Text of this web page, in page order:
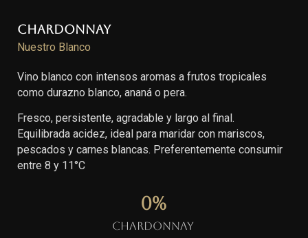
Chardonnay
Nuestro Blanco
Vino blanco con intensos aromas a frutos tropicales
como durazno blanco, ananá o pera.
Fresco, persistente, agradable y largo al final.
Equilibrada acidez, ideal para maridar con mariscos,
pescados y carnes blancas. Preferentemente consumir
entre 8 y 11°C
Chardonnay
0%